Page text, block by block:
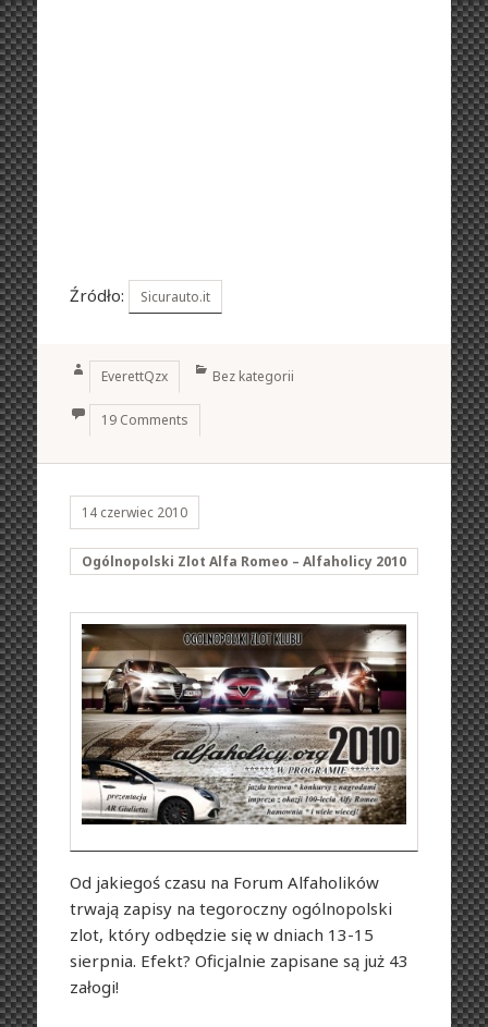
Źródło: Sicurauto.it
Author
EverettQzx Categories
Bez kategorii
19 Comments
14 czerwiec 2010
Ogólnopolski Zlot Alfa Romeo – Alfaholicy 2010
Od jakiegoś czasu na Forum Alfaholików
trwają zapisy na tegoroczny ogólnopolski
zlot, który odbędzie się w dniach 13-15
sierpnia. Efekt? Oficjalnie zapisane są już 43
załogi!